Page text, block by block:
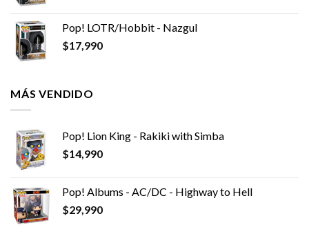
Pop! LOTR/Hobbit - Nazgul
$17,990
MÁS VENDIDO
Pop! Lion King - Rakiki with Simba
$14,990
Pop! Albums - AC/DC - Highway to Hell
$29,990